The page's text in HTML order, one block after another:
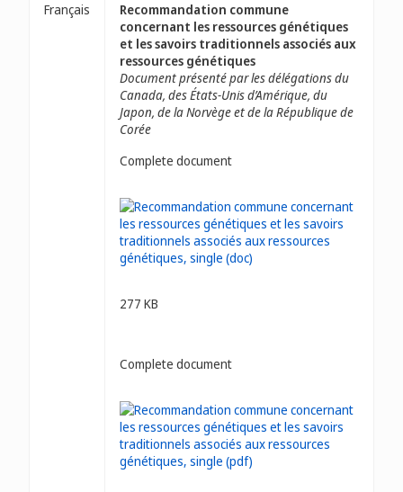
Français
Recommandation commune
concernant les ressources génétiques
et les savoirs traditionnels associés aux
ressources génétiques
Document présenté par les délégations du
Canada, des États-Unis d’Amérique, du
Japon, de la Norvège et de la République de
Corée
Complete document
277 KB
Complete document